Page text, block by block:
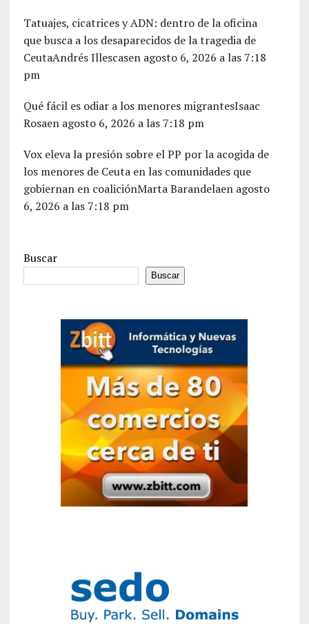
Tatuajes, cicatrices y ADN: dentro de la oficina
que busca a los desaparecidos de la tragedia de
CeutaAndrés Illescasen agosto 6, 2026 a las 7:18
pm
Qué fácil es odiar a los menores migrantesIsaac
Rosaen agosto 6, 2026 a las 7:18 pm
Vox eleva la presión sobre el PP por la acogida de
los menores de Ceuta en las comunidades que
gobiernan en coaliciónMarta Barandelaen agosto
6, 2026 a las 7:18 pm
Buscar
Buscar